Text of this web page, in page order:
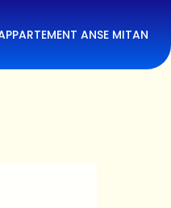
ANSE MITAN